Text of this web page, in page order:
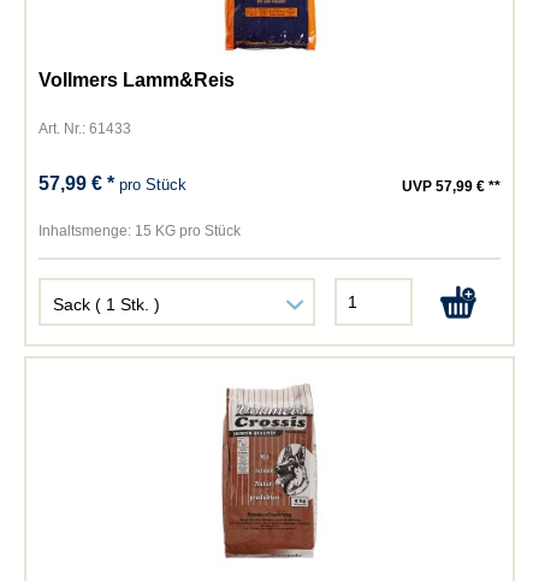
Vollmers Lamm&Reis
Art. Nr.: 61433
57,99 € *pro Stück UVP 57,99 € **
Inhaltsmenge: 15 KG pro Stück